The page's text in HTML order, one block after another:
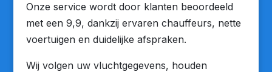
Onze service wordt door klanten beoordeeld
met een 9,9, dankzij ervaren chauffeurs, nette
voertuigen en duidelijke afspraken.
Wij volgen uw vluchtgegevens, houden